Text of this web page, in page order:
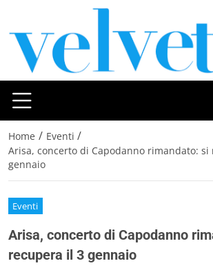
Home / Eventi /
Arisa, concerto di Capodanno rimandato: si
gennaio
Eventi
Arisa, concerto di Capodanno
recupera il 3 gennaio